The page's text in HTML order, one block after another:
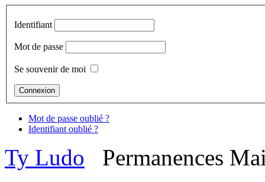
Identifiant
Mot de passe
Se souvenir de moi
Mot de passe oublié ?
Identifiant oublié ?
Ty Ludo Permanences